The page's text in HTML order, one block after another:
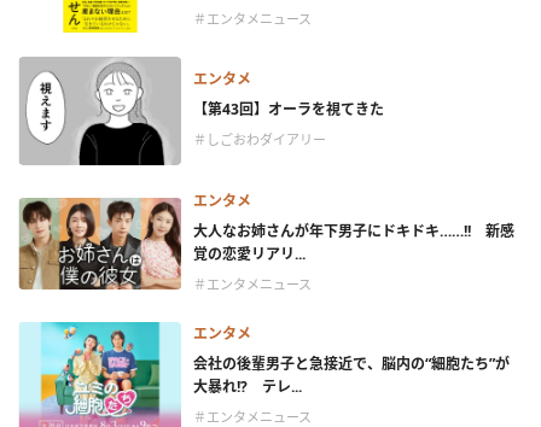
＃エンタメニュース
エンタメ
【第43回】オーラを視てきた
＃しごおわダイアリー
エンタメ
大人なお姉さんが年下男子にドキドキ……!! 新感
覚の恋愛リアリ...
＃エンタメニュース
エンタメ
会社の後輩男子と急接近で、脳内の“細胞たち”が
大暴れ!? テレ...
＃エンタメニュース